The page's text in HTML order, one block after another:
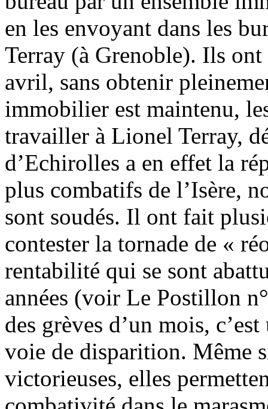
en les envoyant dans les
Terray (à Grenoble). Ils
avril, sans obtenir
immobilier est maintenu,
travailler à Lionel Terray,
d’Echirolles a en effet la
plus combatifs de l’Isère,
sont soudés. Il ont fait
contester la tornade de «
rentabilité qui se sont
années (voir Le Postillon
des grèves d’un mois,
voie de disparition. Même
victorieuses, elles